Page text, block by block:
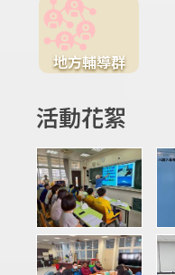
地方輔導群
活動花絮